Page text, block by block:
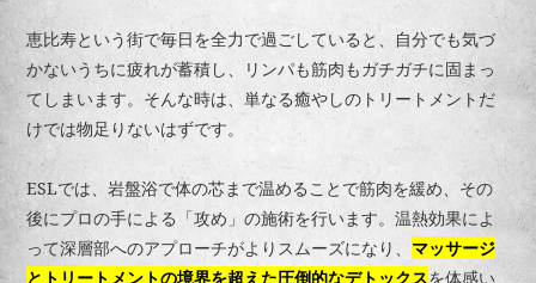
恵比寿という街で毎日を全力で過ごしていると、自分でも気づ
かないうちに疲れが蓄積し、リンパも筋肉もガチガチに固まっ
てしまいます。そんな時は、単なる癒やしのトリートメントだ
けでは物足りないはずです。
ESLでは、岩盤浴で体の芯まで温めることで筋肉を緩め、その
後にプロの手による「攻め」の施術を行います。温熱効果によ
って深層部へのアプローチがよりスムーズになり、 マッサージ
とトリートメントの境界を超えた圧倒的なデトックスを体感い